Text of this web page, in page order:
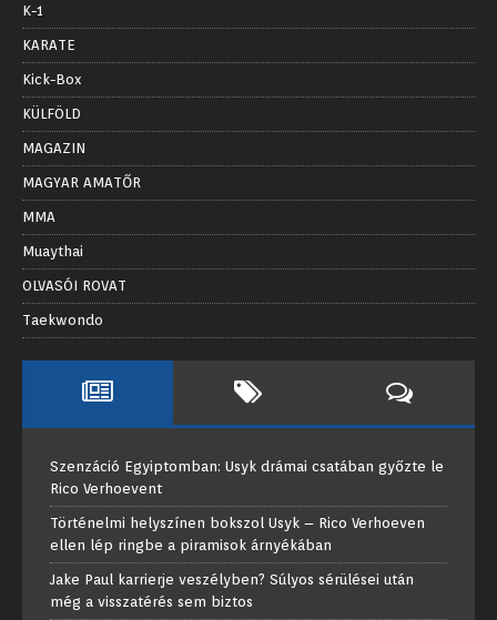
K-1
KARATE
Kick-Box
KÜLFÖLD
MAGAZIN
MAGYAR AMATŐR
MMA
Muaythai
OLVASÓI ROVAT
Taekwondo
Szenzáció Egyiptomban: Usyk drámai csatában győzte le
Rico Verhoevent
Történelmi helyszínen bokszol Usyk – Rico Verhoeven
ellen lép ringbe a piramisok árnyékában
Jake Paul karrierje veszélyben? Súlyos sérülései után
még a visszatérés sem biztos